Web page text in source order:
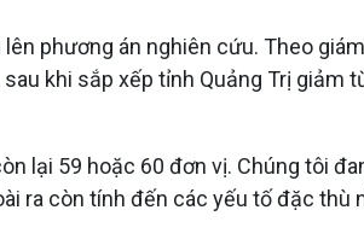
phương án nghiên cứu. Theo
khi sắp xếp tỉnh Quảng Trị giảm
lại 59 hoặc 60 đơn vị. Chúng tôi
ra còn tính đến các yếu tố đặc thù